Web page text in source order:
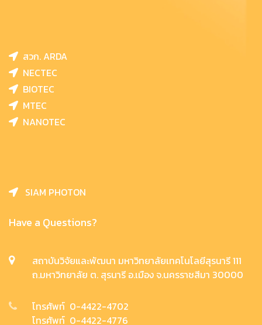
สวก. ARDA
NECTEC
BIOTEC
MTEC
NANOTEC
SIAM PHOTON
Have a Questions?
สถาบันวิจัยและพัฒนา มหาวิทยาลัยเทคโนโลยีสุรนารี 111
ถ.มหาวิทยาลัย ต. สุรนารี อ.เมือง จ.นครราชสีมา 30000
โทรศัพท์ 0-4422-4702
โทรศัพท์ 0-4422-4776